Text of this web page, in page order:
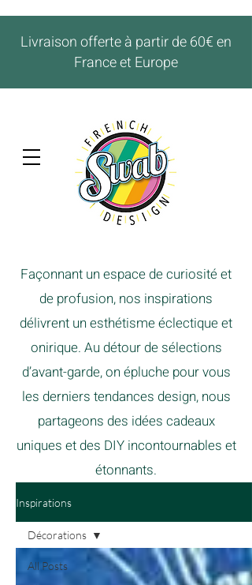
Livraison offerte à partir de 60€ en
France et Europe
Façonnant un espace de curiosité et
de profusion, nos inspirations
délivrent un esthétisme éclectique et
onirique. Au détour de sélections
d’avant-garde, on épluche pour vous
les derniers tendances design, nous
partageons des idées cadeaux
uniques et des DIY incontournables et
étonnants.
Inspirations
All Posts
Décorations